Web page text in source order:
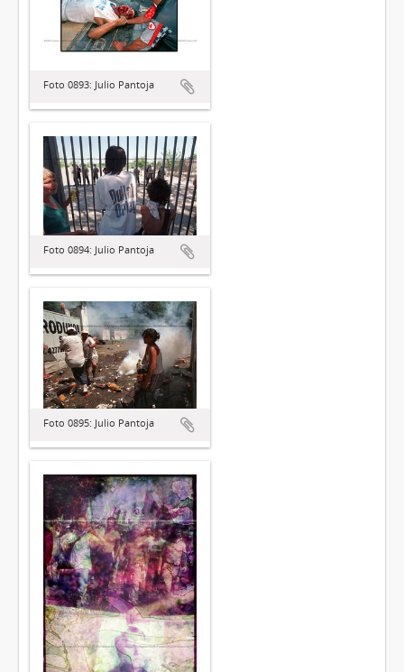
Foto 0893: Julio Pantoja
Foto 0894: Julio Pantoja
Foto 0895: Julio Pantoja